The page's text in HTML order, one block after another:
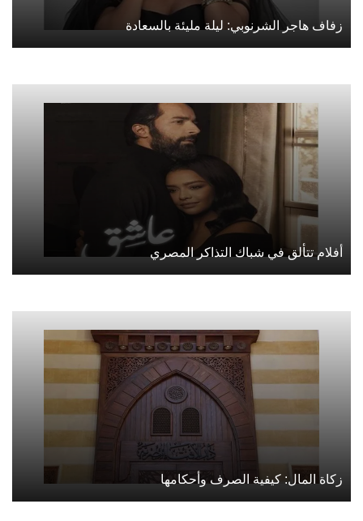
زفاف هاجر الشرنوبي: ليلة مليئة بالسعادة
أفلام تتألق في شباك التذاكر المصري
زكاة المال: كيفية الصرف وأحكامها